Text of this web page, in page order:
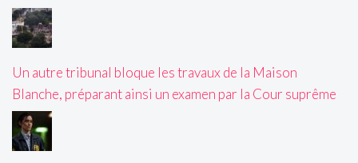
Un autre tribunal bloque les travaux de la Maison
Blanche, préparant ainsi un examen par la Cour suprême